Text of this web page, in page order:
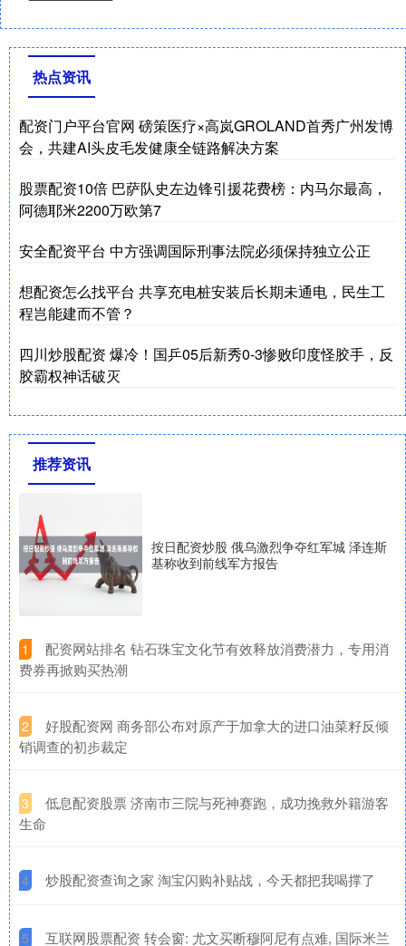
热点资讯
配资门户平台官网 磅策医疗×高岚GROLAND首秀广州发博
会，共建AI头皮毛发健康全链路解决方案
股票配资10倍 巴萨队史左边锋引援花费榜：内马尔最高，
阿德耶米2200万欧第7
安全配资平台 中方强调国际刑事法院必须保持独立公正
想配资怎么找平台 共享充电桩安装后长期未通电，民生工
程岂能建而不管？
四川炒股配资 爆冷！国乒05后新秀0-3惨败印度怪胶手，反
胶霸权神话破灭
推荐资讯
按日配资炒股 俄乌激烈争夺红军城 泽连斯
基称收到前线军方报告
1
​配资网站排名 钻石珠宝文化节有效释放消费潜力，专用消
费券再掀购买热潮
2
​好股配资网 商务部公布对原产于加拿大的进口油菜籽反倾
销调查的初步裁定
3
​低息配资股票 济南市三院与死神赛跑，成功挽救外籍游客
生命
4 ​炒股配资查询之家 淘宝闪购补贴战，今天都把我喝撑了
5 ​互联网股票配资 转会窗: 尤文买断穆阿尼有点难, 国际米兰